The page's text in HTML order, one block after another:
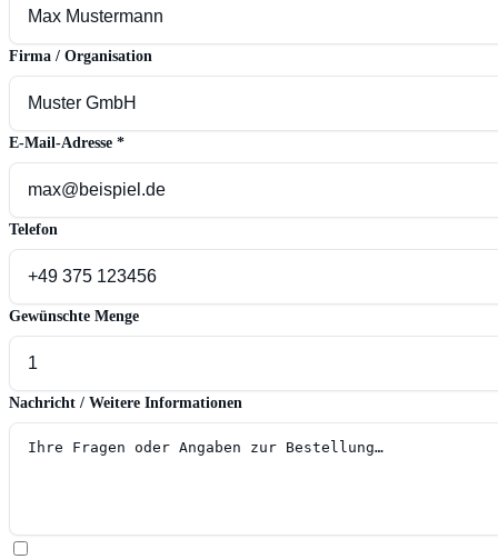
Firma / Organisation
E-Mail-Adresse *
Telefon
Gewünschte Menge
Nachricht / Weitere Informationen